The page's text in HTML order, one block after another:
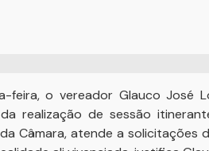
feira, o vereador Glauco José
realização de sessão
Câmara, atende a solicitações